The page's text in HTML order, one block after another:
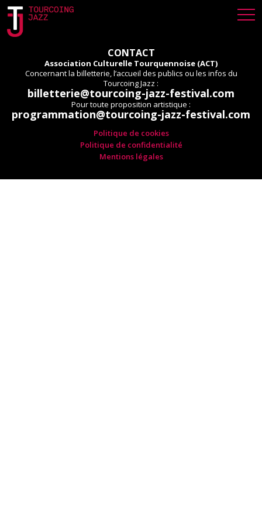
CONTACT
Association Culturelle Tourquennoise (ACT)
Concernant la billetterie, l’accueil des publics ou les infos du
Tourcoing Jazz :
billetterie@tourcoing-jazz-festival.com
Pour toute proposition artistique :
programmation@tourcoing-jazz-festival.com
Politique de cookies
Politique de confidentialité
Mentions légales